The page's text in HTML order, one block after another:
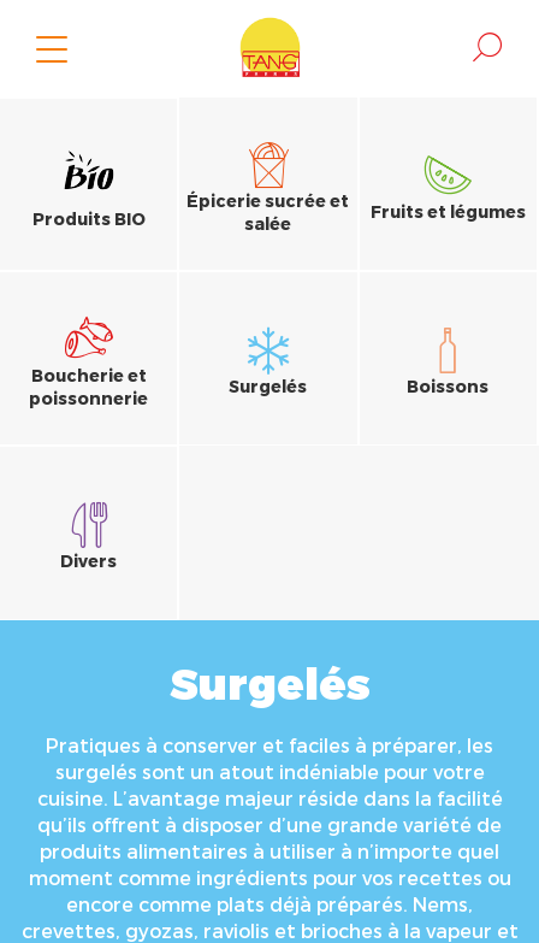
Produits BIO
Épicerie sucrée et
salée
Fruits et légumes
Boucherie et
poissonnerie
Surgelés Boissons
Divers
Surgelés
Pratiques à conserver et faciles à préparer, les
surgelés sont un atout indéniable pour votre
cuisine. L’avantage majeur réside dans la facilité
qu’ils offrent à disposer d’une grande variété de
produits alimentaires à utiliser à n’importe quel
moment comme ingrédients pour vos recettes ou
encore comme plats déjà préparés. Nems,
crevettes, gyozas, raviolis et brioches à la vapeur et